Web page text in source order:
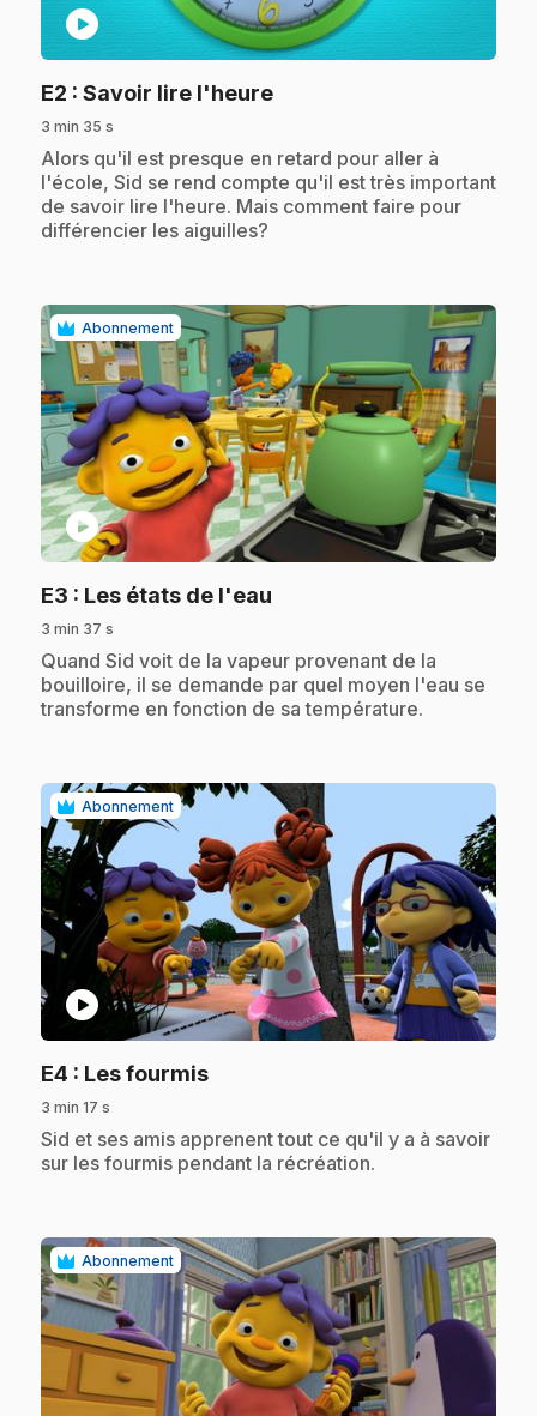
play_circle
E2 : Savoir lire l'heure.
3 min 35 s
.Alors qu'il est presque en retard pour aller à
l'école, Sid se rend compte qu'il est très important
de savoir lire l'heure. Mais comment faire pour
différencier les aiguilles?
Abonnement
play_circle
E3 : Les états de l'eau
3 min 37 s
.Quand Sid voit de la vapeur provenant de la
bouilloire, il se demande par quel moyen l'eau se
transforme en fonction de sa température.
Abonnement
play_circle
E4 : Les fourmis.
3 min 17 s
.Sid et ses amis apprenent tout ce qu'il y a à savoir
sur les fourmis pendant la récréation.
Abonnement